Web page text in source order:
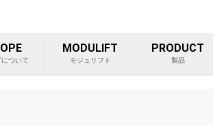
ロープ等重量物
ついて
MODULIFT
モジュリフト
PRODUCT
製品